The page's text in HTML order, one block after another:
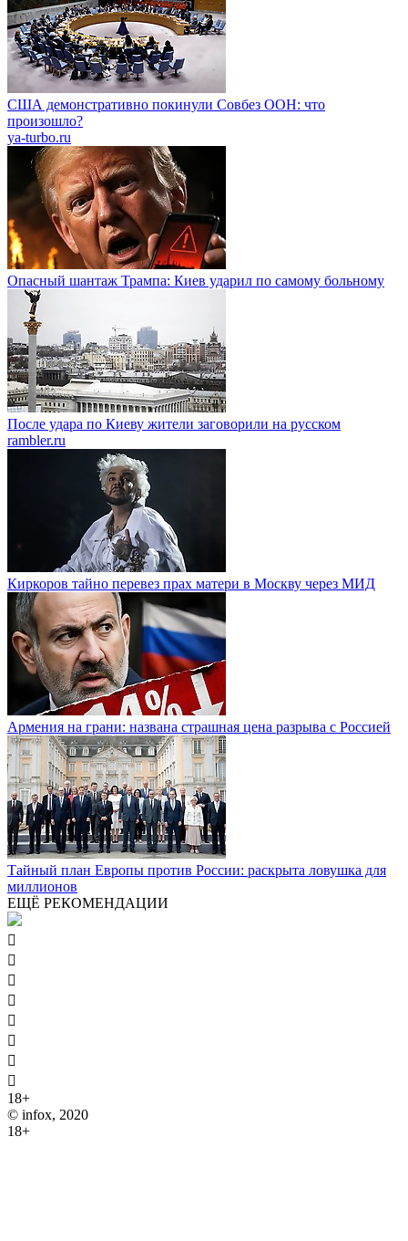
США демонстративно покинули Совбез ООН: что
произошло?
ya-turbo.ru
Опасный шантаж Трампа: Киев ударил по самому больному
После удара по Киеву жители заговорили на русском
rambler.ru
Киркоров тайно перевез прах матери в Москву через МИД
Армения на грани: названа страшная цена разрыва с Россией
Тайный план Европы против России: раскрыта ловушка для
миллионов
ЕЩЁ РЕКОМЕНДАЦИИ








18+
© infox, 2020
18+